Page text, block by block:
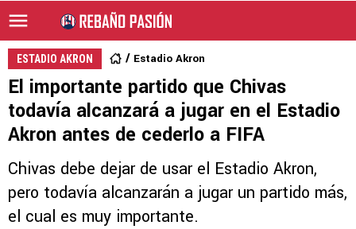
ESTADIO AKRON Estadio Akron
El importante partido que Chivas
todavía alcanzará a jugar en el Estadio
Akron antes de cederlo a FIFA
Chivas debe dejar de usar el Estadio Akron,
pero todavía alcanzarán a jugar un partido más,
el cual es muy importante.